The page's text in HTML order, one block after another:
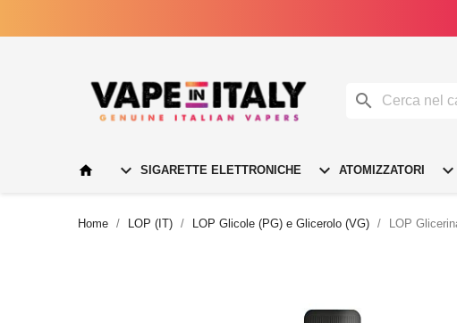

  SIGARETTE ELETTRONICHE  ATOMIZZATORI 
Home LOP (IT) LOP Glicole (PG) e Glicerolo (VG) LOP